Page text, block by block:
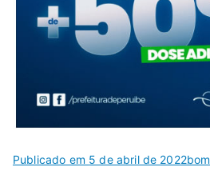
Publicado em 5 de abril de 2022bom